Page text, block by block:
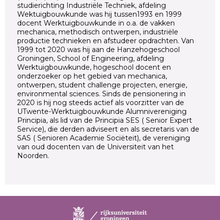
studierichting Industriële Techniek, afdeling
Wektuigbouwkunde was hij tussen1993 en 1999
docent Werktuigbouwkunde in o.a. de vakken
mechanica, methodisch ontwerpen, industriële
productie technieken en afstudeer opdrachten. Van
1999 tot 2020 was hij aan de Hanzehogeschool
Groningen, School of Engineering, afdeling
Werktuigbouwkunde, hogeschool docent en
onderzoeker op het gebied van mechanica,
ontwerpen, student challenge projecten, energie,
environmental sciences. Sinds de pensionering in
2020 is hij nog steeds actief als voorzitter van de
UTwente-Werktuigbouwkunde Alumnivereniging
Principia, als lid van de Principia SES ( Senior Expert
Service), die derden adviseert en als secretaris van de
SAS ( Senioren Academie Sociëteit), de vereniging
van oud docenten van de Universiteit van het
Noorden.